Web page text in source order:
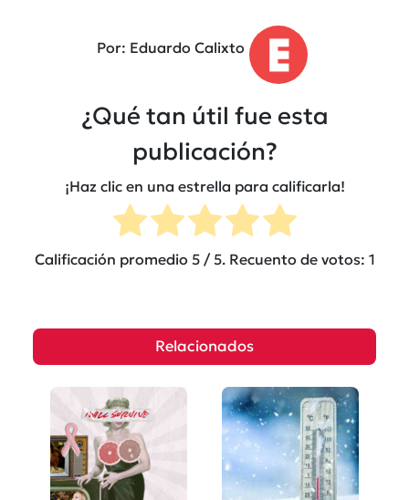
Por: Eduardo Calixto
¿Qué tan útil fue esta
publicación?
¡Haz clic en una estrella para calificarla!
Calificación promedio 5/ 5. Recuento de votos: 1
Relacionados